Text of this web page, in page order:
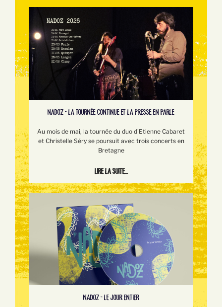
NADOZ - LA TOURNÉE CONTINUE ET LA PRESSE EN PARLE
Au mois de mai, la tournée du duo d'Etienne Cabaret
et Christelle Séry se poursuit avec trois concerts en
Bretagne
Lire la suite...
NADOZ - LE JOUR ENTIER